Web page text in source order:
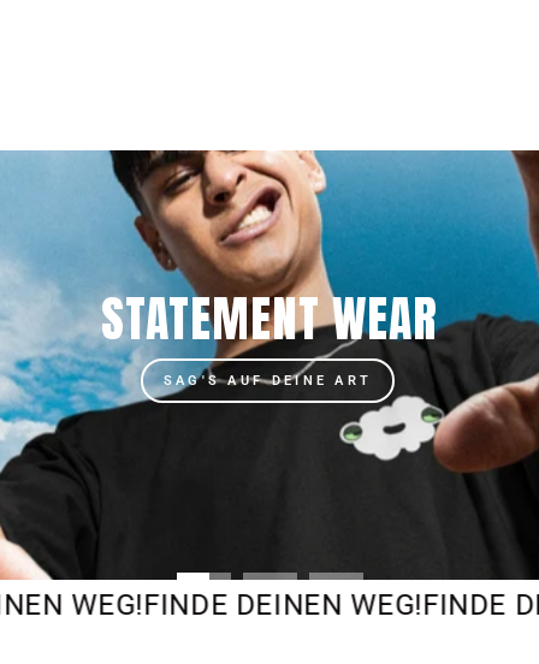
STATEMENT WEAR
SAG'S AUF DEINE ART
WEG!FINDE DEINEN WEG!FINDE